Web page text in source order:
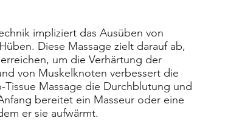
impliziert das Ausüben von
Diese Massage zielt darauf ab,
um die Verhärtung der
von Muskelknoten verbessert die
Massage die Durchblutung und
bereitet ein Masseur oder eine
er sie aufwärmt.